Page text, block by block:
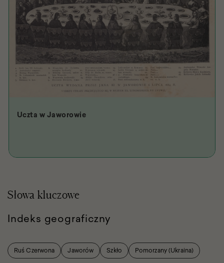
Uczta w Jaworowie
Słowa kluczowe
Indeks geograficzny
Ruś Czerwona Jaworów Szkło Pomorzany (Ukraina)